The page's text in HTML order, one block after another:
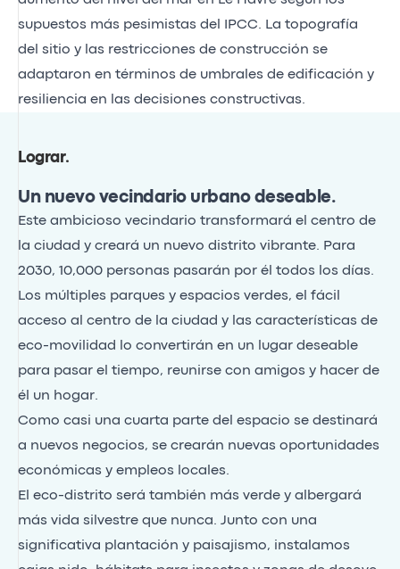
supuestos más pesimistas del IPCC. La topografía
del sitio y las restricciones de construcción se
adaptaron en términos de umbrales de edificación y
resiliencia en las decisiones constructivas.
Lograr.
Un nuevo vecindario urbano deseable.
Este ambicioso vecindario transformará el centro de
la ciudad y creará un nuevo distrito vibrante. Para
2030, 10,000 personas pasarán por él todos los días.
Los múltiples parques y espacios verdes, el fácil
acceso al centro de la ciudad y las características de
eco-movilidad lo convertirán en un lugar deseable
para pasar el tiempo, reunirse con amigos y hacer de
él un hogar.
Como casi una cuarta parte del espacio se destinará
a nuevos negocios, se crearán nuevas oportunidades
económicas y empleos locales.
El eco-distrito será también más verde y albergará
más vida silvestre que nunca. Junto con una
significativa plantación y paisajismo, instalamos